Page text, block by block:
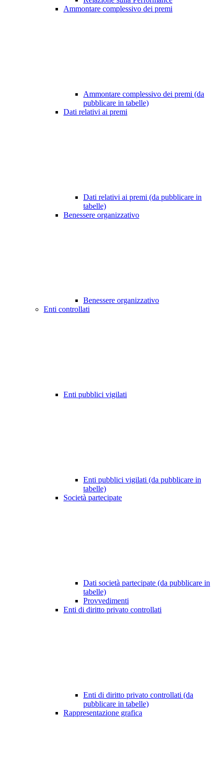
Ammontare complessivo dei premi
Ammontare complessivo dei premi (da
pubblicare in tabelle)
Dati relativi ai premi
Dati relativi ai premi (da pubblicare in
tabelle)
Benessere organizzativo
Benessere organizzativo
Enti controllati
Enti pubblici vigilati
Enti pubblici vigilati (da pubblicare in
tabelle)
Società partecipate
Dati società partecipate (da pubblicare in
tabelle)
Provvedimenti
Enti di diritto privato controllati
Enti di diritto privato controllati (da
pubblicare in tabelle)
Rappresentazione grafica